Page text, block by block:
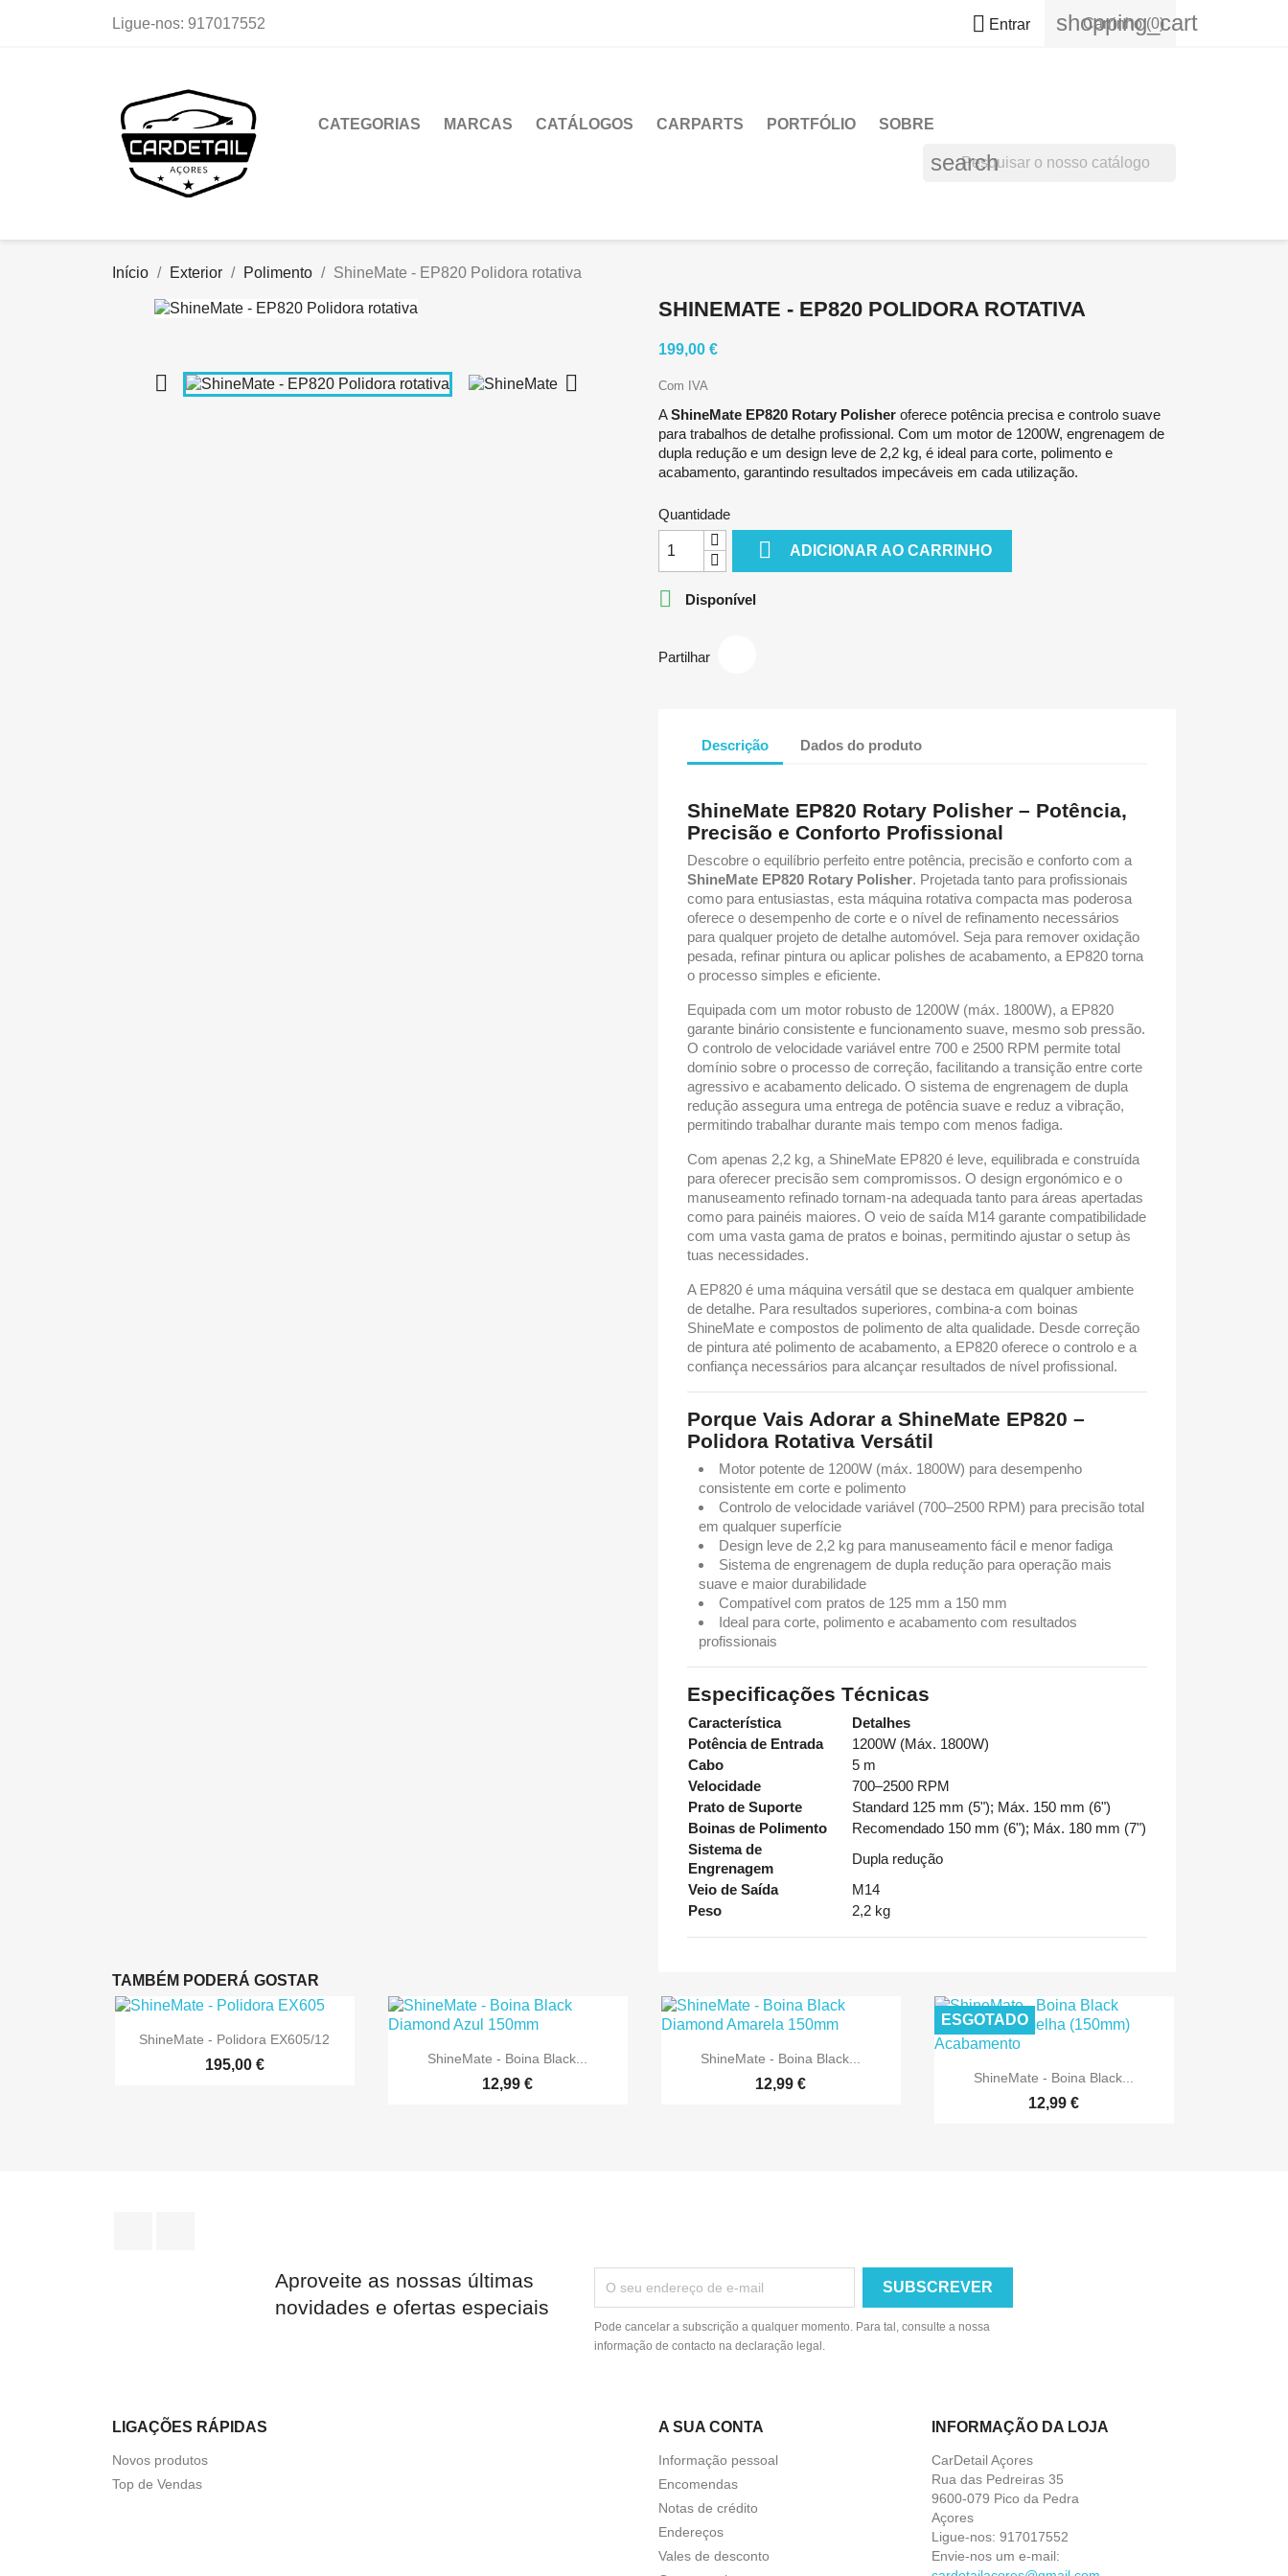
Ligue-nos: 917017552  Entrar shopping_cart
Carrinho (0)
CATEGORIAS MARCAS CATÁLOGOS CARPARTS PORTFÓLIO SOBRE
search
Início Exterior Polimento ShineMate - EP820 Polidora rotativa
 
SHINEMATE - EP820 POLIDORA ROTATIVA
199,00 €
Com IVA
AShineMate EP820 Rotary Polisher oferece potência precisa e controlo suave
para trabalhos de detalhe profissional. Com um motor de 1200W, engrenagem de
dupla redução e um design leve de 2,2 kg, é ideal para corte, polimento e
acabamento, garantindo resultados impecáveis em cada utilização.
Quantidade
 ADICIONAR AO CARRINHO
 Disponível
Partilhar
Descrição Dados do produto
ShineMate EP820 Rotary Polisher – Potência,
Precisão e Conforto Profissional
Descobre o equilíbrio perfeito entre potência, precisão e conforto com a
ShineMate EP820 Rotary Polisher. Projetada tanto para profissionais
como para entusiastas, esta máquina rotativa compacta mas poderosa
oferece o desempenho de corte e o nível de refinamento necessários
para qualquer projeto de detalhe automóvel. Seja para remover oxidação
pesada, refinar pintura ou aplicar polishes de acabamento, a EP820 torna
o processo simples e eficiente.
Equipada com um motor robusto de 1200W (máx. 1800W), a EP820
garante binário consistente e funcionamento suave, mesmo sob pressão.
O controlo de velocidade variável entre 700 e 2500 RPM permite total
domínio sobre o processo de correção, facilitando a transição entre corte
agressivo e acabamento delicado. O sistema de engrenagem de dupla
redução assegura uma entrega de potência suave e reduz a vibração,
permitindo trabalhar durante mais tempo com menos fadiga.
Com apenas 2,2 kg, a ShineMate EP820 é leve, equilibrada e construída
para oferecer precisão sem compromissos. O design ergonómico e o
manuseamento refinado tornam-na adequada tanto para áreas apertadas
como para painéis maiores. O veio de saída M14 garante compatibilidade
com uma vasta gama de pratos e boinas, permitindo ajustar o setup às
tuas necessidades.
A EP820 é uma máquina versátil que se destaca em qualquer ambiente
de detalhe. Para resultados superiores, combina-a com boinas
ShineMate e compostos de polimento de alta qualidade. Desde correção
de pintura até polimento de acabamento, a EP820 oferece o controlo e a
confiança necessários para alcançar resultados de nível profissional.
Porque Vais Adorar a ShineMate EP820 –
Polidora Rotativa Versátil
Motor potente de 1200W (máx. 1800W) para desempenho
consistente em corte e polimento
Controlo de velocidade variável (700–2500 RPM) para precisão total
em qualquer superfície
Design leve de 2,2 kg para manuseamento fácil e menor fadiga
Sistema de engrenagem de dupla redução para operação mais
suave e maior durabilidade
Compatível com pratos de 125 mm a 150 mm
Ideal para corte, polimento e acabamento com resultados
profissionais
Especificações Técnicas
Característica
Detalhes
Potência de Entrada
1200W (Máx. 1800W)
Cabo
5 m
Velocidade
700–2500 RPM
Prato de Suporte
Standard 125 mm (5"); Máx. 150 mm (6")
Boinas de Polimento
Recomendado 150 mm (6"); Máx. 180 mm (7")
Sistema de
Engrenagem
Dupla redução
Veio de Saída
M14
Peso
2,2 kg
TAMBÉM PODERÁ GOSTAR
 Vista rápida
ShineMate - Polidora EX605/12
195,00 €  Vista rápida
ShineMate - Boina Black...
12,99 €
 Vista rápida
ShineMate - Boina Black...
12,99 €  Vista rápida
ShineMate - Boina Black...
12,99 €
ESGOTADO
Aproveite as nossas últimas
novidades e ofertas especiais
Pode cancelar a subscrição a qualquer momento. Para tal, consulte a nossa
informação de contacto na declaração legal.
LIGAÇÕES RÁPIDAS
Novos produtos
Top de Vendas
A SUA CONTA
Informação pessoal
Encomendas
Notas de crédito
Endereços
Vales de desconto
INFORMAÇÃO DA LOJA
CarDetail Açores
Rua das Pedreiras 35
9600-079 Pico da Pedra
Açores
Ligue-nos: 917017552
Envie-nos um e-mail: